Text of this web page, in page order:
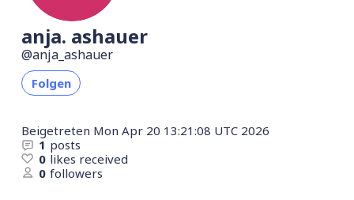
anja. ashauer
anja_ashauer
Folgen
Beigetreten Mon Apr 20 13:21:08 UTC 2026
1 posts
0 likes received
0 followers